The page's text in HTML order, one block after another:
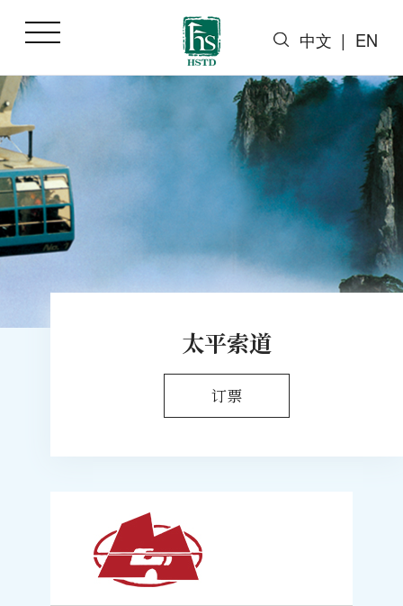
中文 | EN
太平索道
订票